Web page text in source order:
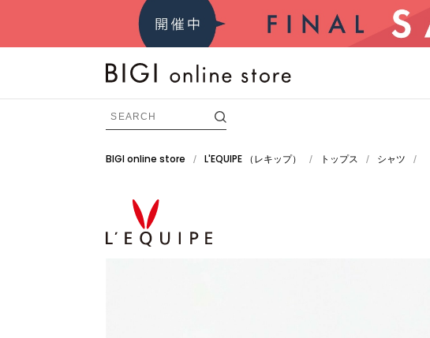
BIGI online store / L'EQUIPE （レキップ） / トップス / シャツ /